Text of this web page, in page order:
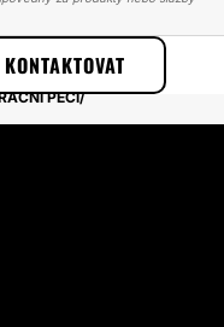
KONTAKTOVAT
PRSOU
PÉČÍ